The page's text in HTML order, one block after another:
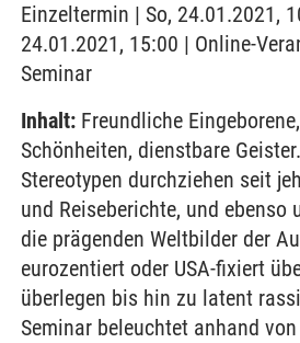
Einzeltermin | So, 24.01.2021,
24.01.2021, 15:00 | Online-
Seminar
Inhalt: Freundliche
Schönheiten, dienstbare
Stereotypen durchziehen seit
und Reiseberichte, und ebenso
die prägenden Weltbilder der
eurozentiert oder USA-fixiert
überlegen bis hin zu latent
Seminar beleuchtet anhand